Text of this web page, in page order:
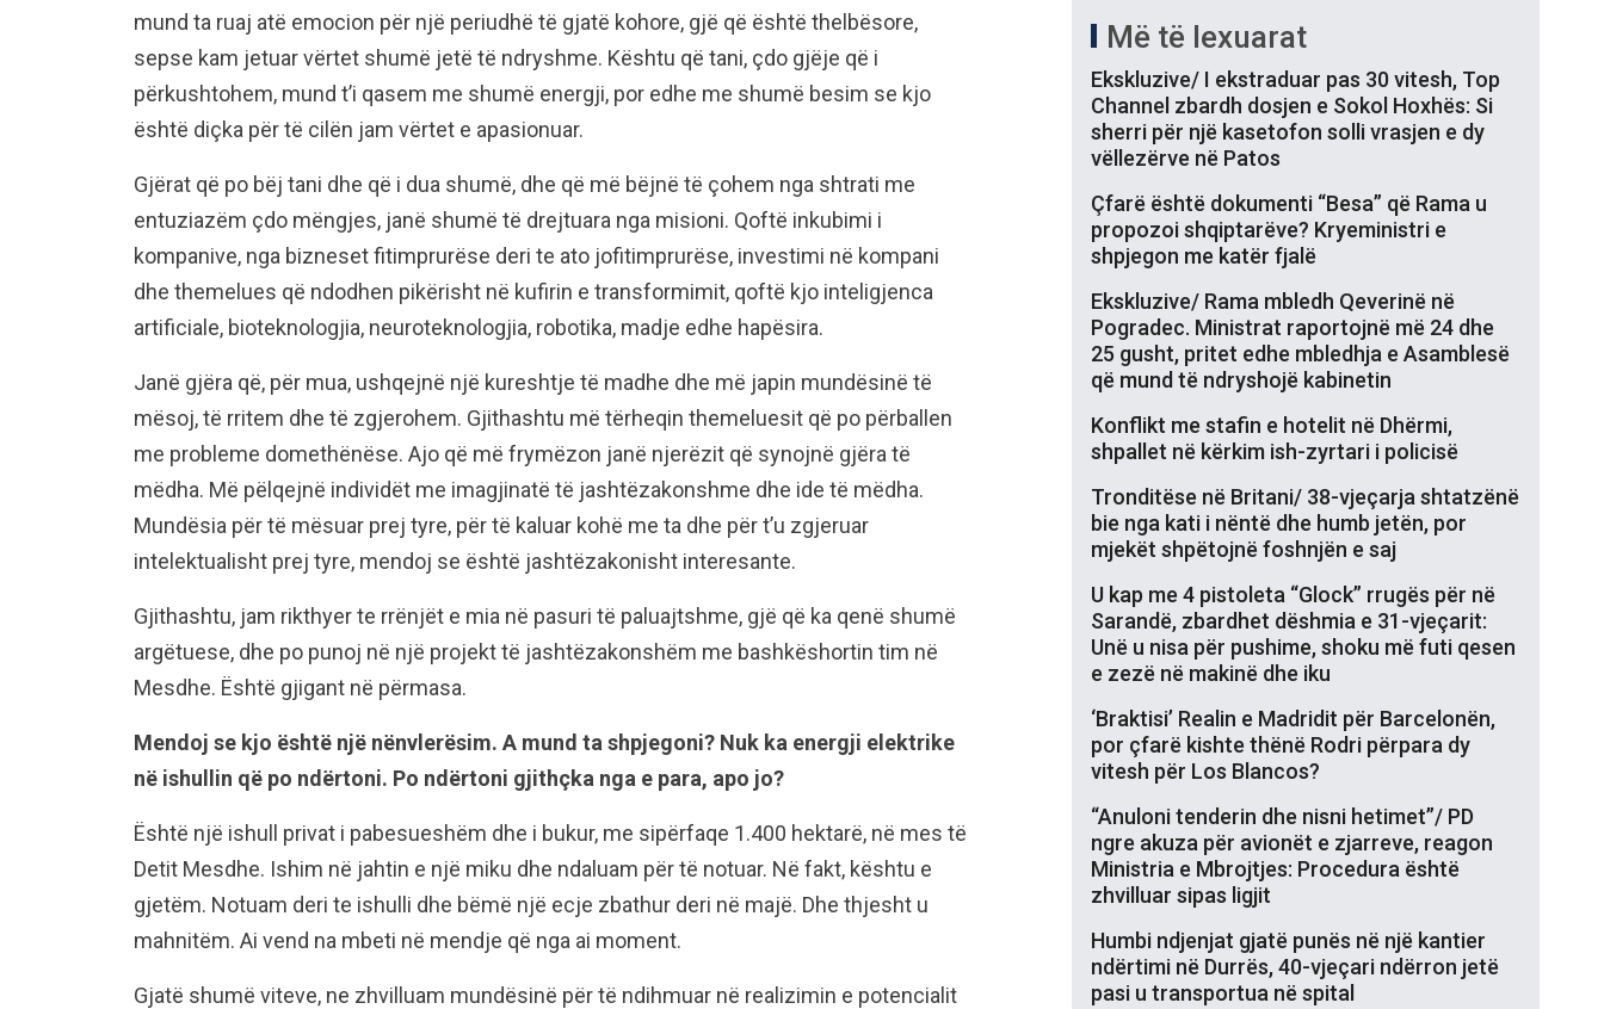
mund ta ruaj atë emocion për një periudhë të gjatë kohore, gjë që është thelbësore,
sepse kam jetuar vërtet shumë jetë të ndryshme. Kështu që tani, çdo gjëje që i
përkushtohem, mund t’i qasem me shumë energji, por edhe me shumë besim se kjo
është diçka për të cilën jam vërtet e apasionuar.
Gjërat që po bëj tani dhe që i dua shumë, dhe që më bëjnë të çohem nga shtrati me
entuziazëm çdo mëngjes, janë shumë të drejtuara nga misioni. Qoftë inkubimi i
kompanive, nga bizneset fitimprurëse deri te ato jofitimprurëse, investimi në kompani
dhe themelues që ndodhen pikërisht në kufirin e transformimit, qoftë kjo inteligjenca
artificiale, bioteknologjia, neuroteknologjia, robotika, madje edhe hapësira.
Janë gjëra që, për mua, ushqejnë një kureshtje të madhe dhe më japin mundësinë të
mësoj, të rritem dhe të zgjerohem. Gjithashtu më tërheqin themeluesit që po përballen
me probleme domethënëse. Ajo që më frymëzon janë njerëzit që synojnë gjëra të
mëdha. Më pëlqejnë individët me imagjinatë të jashtëzakonshme dhe ide të mëdha.
Mundësia për të mësuar prej tyre, për të kaluar kohë me ta dhe për t’u zgjeruar
intelektualisht prej tyre, mendoj se është jashtëzakonisht interesante.
Gjithashtu, jam rikthyer te rrënjët e mia në pasuri të paluajtshme, gjë që ka qenë shumë
argëtuese, dhe po punoj në një projekt të jashtëzakonshëm me bashkëshortin tim në
Mesdhe. Është gjigant në përmasa.
Mendoj se kjo është një nënvlerësim. A mund ta shpjegoni? Nuk ka energji elektrike
në ishullin që po ndërtoni. Po ndërtoni gjithçka nga e para, apo jo?
Është një ishull privat i pabesueshëm dhe i bukur, me sipërfaqe 1.400 hektarë, në mes të
Detit Mesdhe. Ishim në jahtin e një miku dhe ndaluam për të notuar. Në fakt, kështu e
gjetëm. Notuam deri te ishulli dhe bëmë një ecje zbathur deri në majë. Dhe thjesht u
mahnitëm. Ai vend na mbeti në mendje që nga ai moment.
Gjatë shumë viteve, ne zhvilluam mundësinë për të ndihmuar në realizimin e potencialit
Më të lexuarat
Ekskluzive/ I ekstraduar pas 30 vitesh, Top
Channel zbardh dosjen e Sokol Hoxhës: Si
sherri për një kasetofon solli vrasjen e dy
vëllezërve në Patos
Çfarë është dokumenti “Besa” që Rama u
propozoi shqiptarëve? Kryeministri e
shpjegon me katër fjalë
Ekskluzive/ Rama mbledh Qeverinë në
Pogradec. Ministrat raportojnë më 24 dhe
25 gusht, pritet edhe mbledhja e Asamblesë
që mund të ndryshojë kabinetin
Konflikt me stafin e hotelit në Dhërmi,
shpallet në kërkim ish-zyrtari i policisë
Tronditëse në Britani/ 38-vjeçarja shtatzënë
bie nga kati i nëntë dhe humb jetën, por
mjekët shpëtojnë foshnjën e saj
U kap me 4 pistoleta “Glock” rrugës për në
Sarandë, zbardhet dëshmia e 31-vjeçarit:
Unë u nisa për pushime, shoku më futi qesen
e zezë në makinë dhe iku
‘Braktisi’ Realin e Madridit për Barcelonën,
por çfarë kishte thënë Rodri përpara dy
vitesh për Los Blancos?
“Anuloni tenderin dhe nisni hetimet”/ PD
ngre akuza për avionët e zjarreve, reagon
Ministria e Mbrojtjes: Procedura është
zhvilluar sipas ligjit
Humbi ndjenjat gjatë punës në një kantier
ndërtimi në Durrës, 40-vjeçari ndërron jetë
pasi u transportua në spital